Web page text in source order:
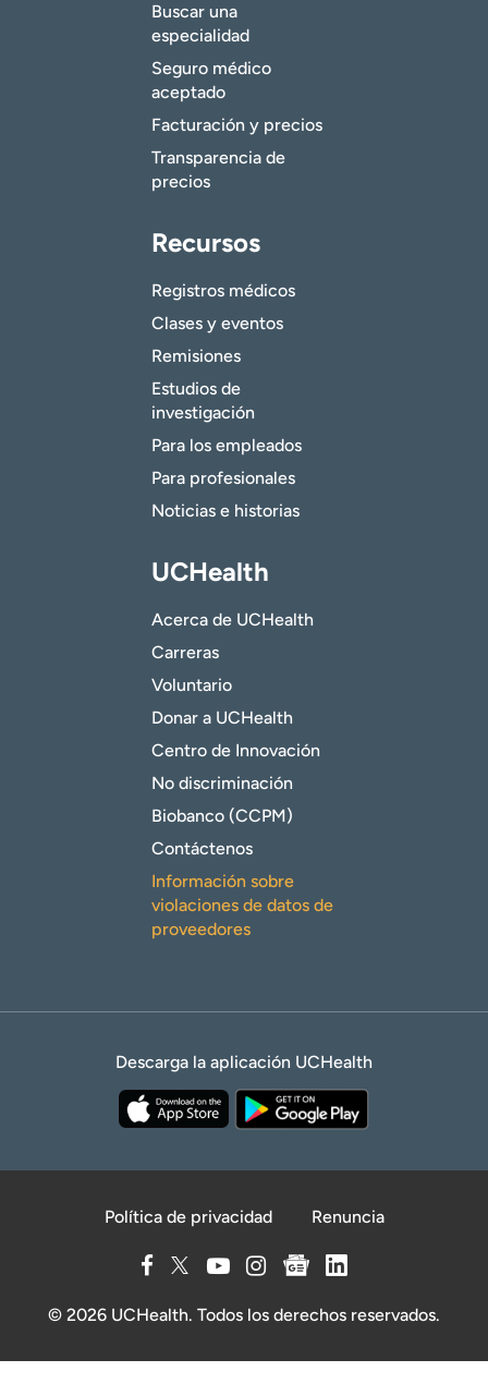
Buscar una
especialidad
Seguro médico
aceptado
Facturación y precios
Transparencia de
precios
Recursos
Registros médicos
Clases y eventos
Remisiones
Estudios de
investigación
Para los empleados
Para profesionales
Noticias e historias
UCHealth
Acerca de UCHealth
Carreras
Voluntario
Donar a UCHealth
Centro de Innovación
No discriminación
Biobanco (CCPM)
Contáctenos
Información sobre
violaciones de datos de
proveedores
Descarga la aplicación UCHealth
Política de privacidad Renuncia
© 2026 UCHealth. Todos los derechos reservados.